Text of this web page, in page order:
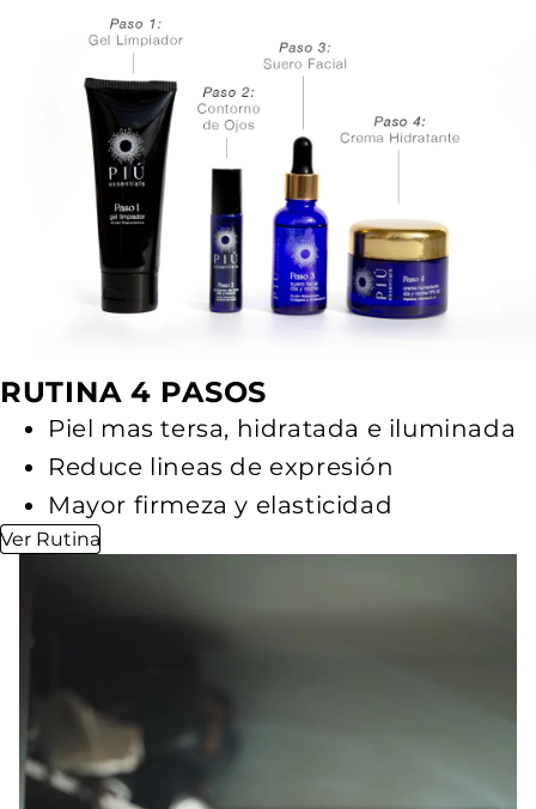
RUTINA 4 PASOS
Piel mas tersa, hidratada e iluminada
Reduce lineas de expresión
Mayor firmeza y elasticidad
Ver Rutina